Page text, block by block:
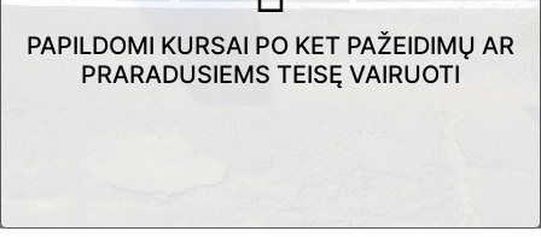
PAPILDOMI KURSAI PO KET PAŽEIDIMŲ AR
PRARADUSIEMS TEISĘ VAIRUOTI